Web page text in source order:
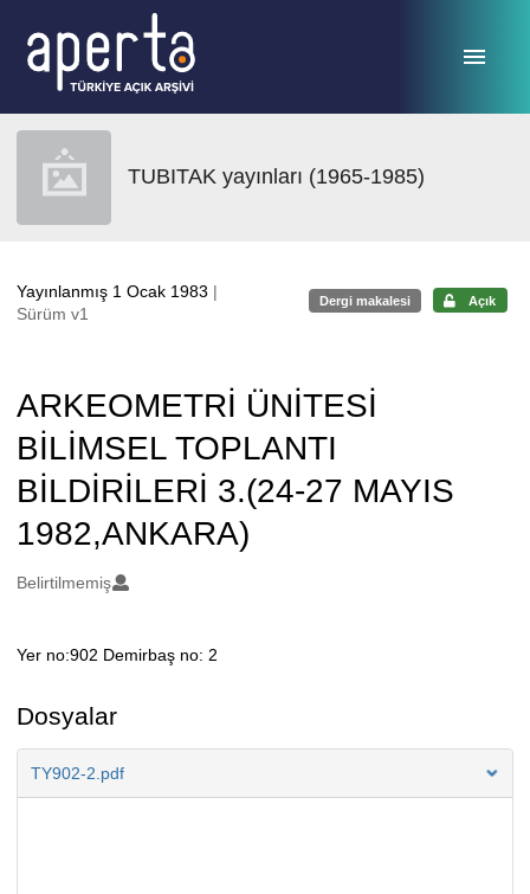
TUBITAK yayınları (1965-1985)
Yayınlanmış 1 Ocak 1983 |
Sürüm v1
Dergi makalesi Açık
ARKEOMETRİ ÜNİTESİ
BİLİMSEL TOPLANTI
BİLDİRİLERİ 3.(24-27 MAYIS
1982,ANKARA)
Oluşturanlar
Belirtilmemiş
Açıklama
Yer no:902 Demirbaş no: 2
Dosyalar
TY902-2.pdf